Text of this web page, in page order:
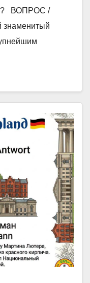
ВОПРОС /
знаменитый